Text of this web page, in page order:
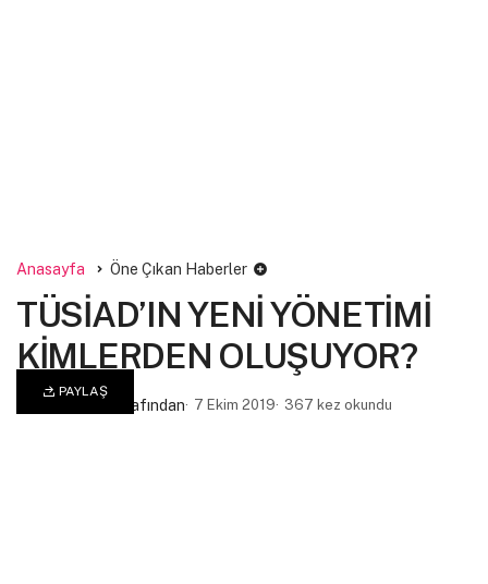
PAYLAŞ
Anasayfa Öne Çıkan Haberler
TÜSİAD’IN YENİ YÖNETİMİ
KİMLERDEN OLUŞUYOR?
tarafından 7 Ekim 2019 367 kez okundu